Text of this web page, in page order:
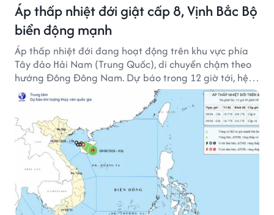
Áp thấp nhiệt đới giật cấp 8, Vịnh Bắc Bộ
biển động mạnh
Áp thấp nhiệt đới đang hoạt động trên khu vực phía
Tây đảo Hải Nam (Trung Quốc), di chuyển chậm theo
hướng Đông Đông Nam. Dự báo trong 12 giờ tới, hệ
thống này suy yếu dần thành vùng áp thấp.